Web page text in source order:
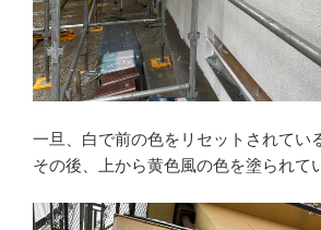
一旦、白で前の色をリセットされてい
その後、上から黄色風の色を塗られて